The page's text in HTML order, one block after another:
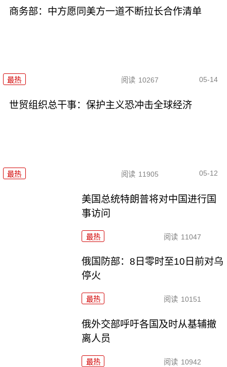
商务部：中方愿同美方一道不断拉长合作清单
最热 阅读 10267 05-14
世贸组织总干事：保护主义恐冲击全球经济
最热 阅读 11905 05-12
美国总统特朗普将对中国进行国
事访问
最热 阅读 11047
俄国防部：8日零时至10日前对乌
停火
最热 阅读 10151
俄外交部呼吁各国及时从基辅撤
离人员
最热 阅读 10942